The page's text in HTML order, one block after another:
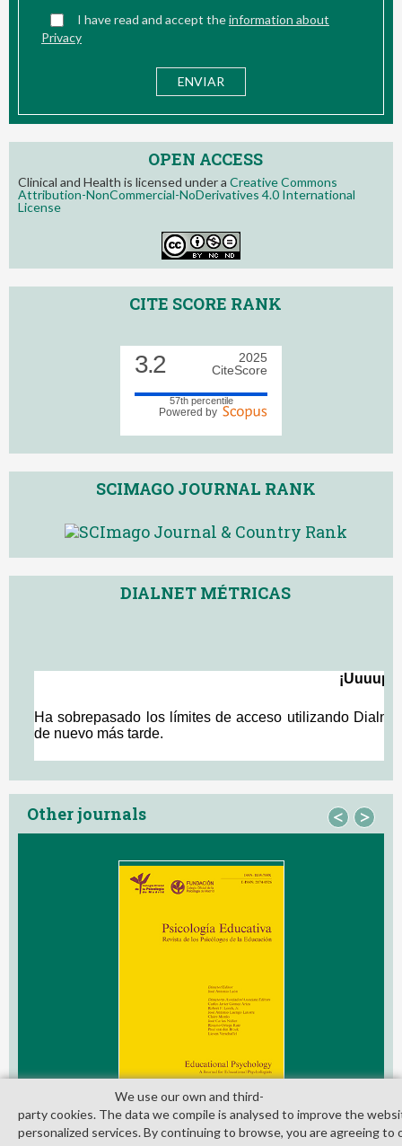
I have read and accept theinformation about
Privacy
OPEN ACCESS
Clinical and Health is licensed under a Creative Commons
Attribution-NonCommercial-NoDerivatives 4.0 International
License
CITE SCORE RANK
3.2
2025
CiteScore
57th percentile
Powered by
SCIMAGO JOURNAL RANK
DIALNET MÉTRICAS
Other journals < >
We use our own and third­
party cookies. The data we compile is analysed to improve the
personalized services. By continuing to browse, you are agreeing to